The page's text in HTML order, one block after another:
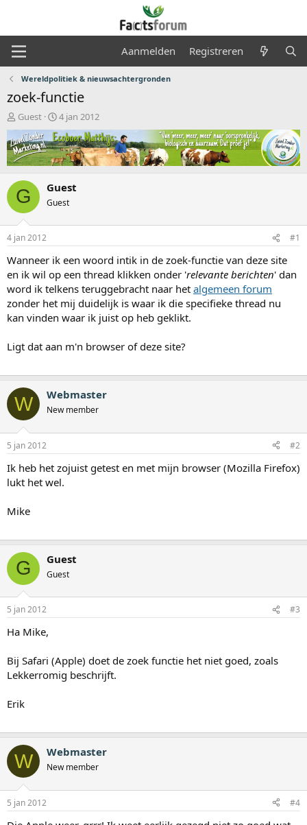
Aanmelden Registreren
Wereldpolitiek & nieuwsachtergronden
zoek-functie
O
n
d
e
r
w
e
r
p
s
t
r
t
e
r
Guest
S
t
a
r
t
a
t
m
4 jan 2012
G Guest
Guest
4 jan 2012 #1
Wanneer ik een woord intik in de zoek-functie van deze site
en ik wil op een thread klikken onder 'relevante berichten' dan
word ik telkens teruggebracht naar het algemeen forum
zonder het mij duidelijk is waar ik die specifieke thread nu
kan vinden waar ik juist op heb geklikt.
Ligt dat aan m'n browser of deze site?
W Webmaster
New member
5 jan 2012 #2
Ik heb het zojuist getest en met mijn browser (Mozilla Firefox)
lukt het wel.
Mike
G Guest
Guest
5 jan 2012 #3
Ha Mike,
Bij Safari (Apple) doet de zoek functie het niet goed, zoals
Lekkerromig beschrijft.
Erik
W Webmaster
New member
5 jan 2012 #4